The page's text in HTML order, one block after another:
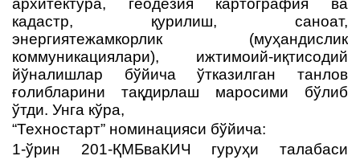
архитектура, геодезия картография ва
кадастр, қурилиш, саноат,
энергиятежамкорлик (муҳандислик
коммуникациялари), ижтимоий-иқтисодий
йўналишлар бўйича ўтказилган танлов
ғолибларини тақдирлаш маросими бўлиб
ўтди. Унга кўра,
“Техностарт” номинацияси бўйича:
1-ўрин 201-ҚМБваКИЧ гуруҳи талабаси